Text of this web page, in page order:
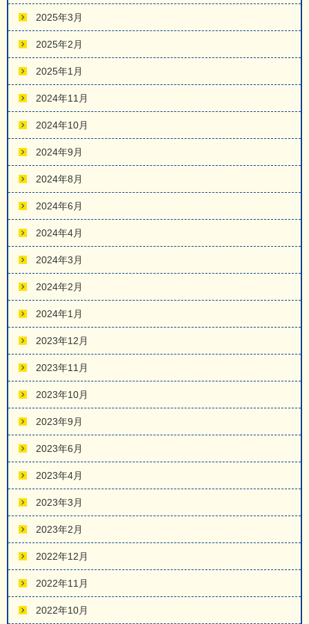
2025年3月
2025年2月
2025年1月
2024年11月
2024年10月
2024年9月
2024年8月
2024年6月
2024年4月
2024年3月
2024年2月
2024年1月
2023年12月
2023年11月
2023年10月
2023年9月
2023年6月
2023年4月
2023年3月
2023年2月
2022年12月
2022年11月
2022年10月